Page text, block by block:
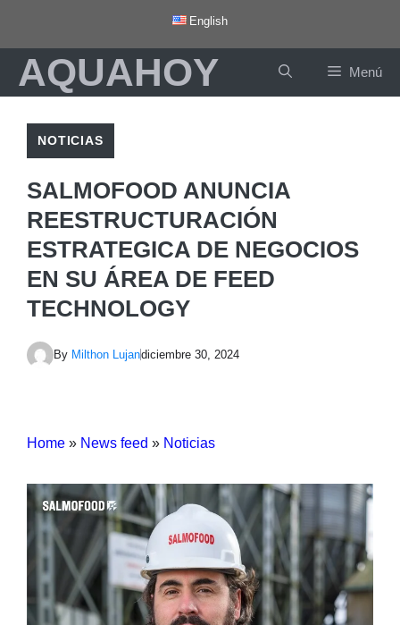
contenido
English
AQUAHOY Menú
NOTICIAS
SALMOFOOD ANUNCIA
REESTRUCTURACIÓN
ESTRATEGICA DE NEGOCIOS
EN SU ÁREA DE FEED
TECHNOLOGY
By Milthon Lujandiciembre 30, 2024
Home » News feed » Noticias